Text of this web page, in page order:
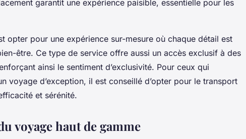
garantit une expérience paisible, essentielle pour les
opter pour une expérience sur-mesure où chaque détail est
être. Ce type de service offre aussi un accès exclusif à des
ainsi le sentiment d’exclusivité. Pour ceux qui
voyage d’exception, il est conseillé d’opter pour le transport
et sérénité.
voyage haut de gamme